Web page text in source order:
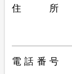
住所
電話番号